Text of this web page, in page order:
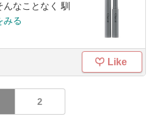
なことなく 馴
る
Like
2